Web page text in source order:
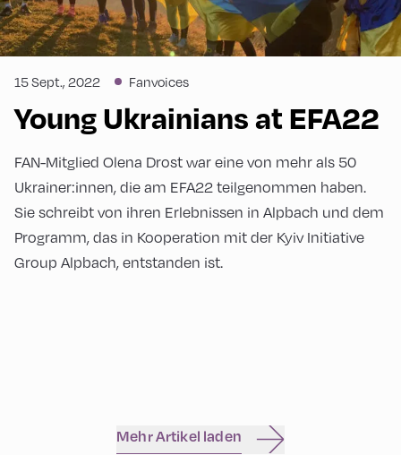
15 Sept., 2022 Fanvoices
Young Ukrainians at EFA22
FAN-Mitglied Olena Drost war eine von mehr als 50
Ukrainer:innen, die am EFA22 teilgenommen haben.
Sie schreibt von ihren Erlebnissen in Alpbach und dem
Programm, das in Kooperation mit der Kyiv Initiative
Group Alpbach, entstanden ist.
Mehr Artikel laden